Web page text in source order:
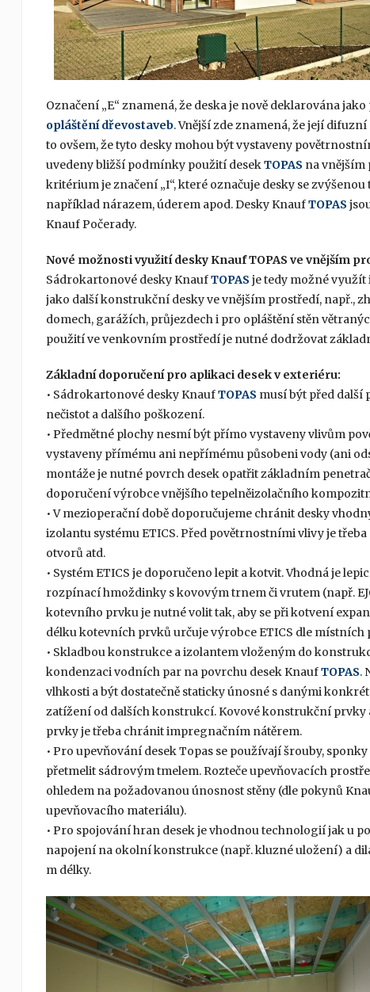
Označení „E“ znamená, že deska je nově deklarována
opláštění dřevostaveb. Vnější zde znamená, že její
to ovšem, že tyto desky mohou být vystaveny
uvedeny bližší podmínky použití desekTOPAS na vnějším
kritérium je značení „I“, které označuje desky se
například nárazem, úderem apod. Desky KnaufTOPAS
Knauf Počerady.
Nové možnosti využití desky Knauf TOPAS ve vnějším
Sádrokartonové desky KnaufTOPAS je tedy možné využít
jako další konstrukční desky ve vnějším prostředí, např.,
domech, garážích, průjezdech i pro opláštění stěn
použití ve venkovním prostředí je nutné dodržovat
Základní doporučení pro aplikaci desek v exteriéru:
• Sádrokartonové desky KnaufTOPAS musí být před další
nečistot a dalšího poškození.
• Předmětné plochy nesmí být přímo vystaveny vlivům
vystaveny přímému ani nepřímému působeni vody (ani
montáže je nutné povrch desek opatřit základním
doporučení výrobce vnějšího tepelněizolačního
• V mezioperační době doporučujeme chránit desky
izolantu systému ETICS. Před povětrnostními vlivy je
otvorů atd.
• Systém ETICS je doporučeno lepit a kotvit. Vhodná je
rozpínací hmoždinky s kovovým trnem či vrutem (např.
kotevního prvku je nutné volit tak, aby se při kotvení
délku kotevních prvků určuje výrobce ETICS dle místních
• Skladbou konstrukce a izolantem vloženým do
kondenzaci vodních par na povrchu desek KnaufTOPAS.
vlhkosti a být dostatečně staticky únosné s danými
zatížení od dalších konstrukcí. Kovové konstrukční prvky
prvky je třeba chránit impregnačním nátěrem.
• Pro upevňování desek Topas se používají šrouby,
přetmelit sádrovým tmelem. Rozteče upevňovacích
ohledem na požadovanou únosnost stěny (dle pokynů
upevňovacího materiálu).
• Pro spojování hran desek je vhodnou technologií jak u
napojení na okolní konstrukce (např. kluzné uložení) a
m délky.